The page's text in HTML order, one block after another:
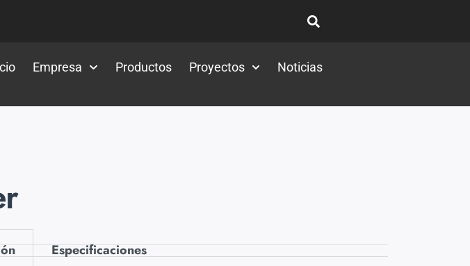
Empresa Productos Proyectos Noticias
Especificaciones